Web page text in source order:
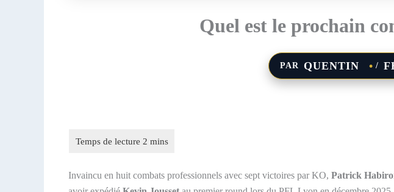
Quel est le prochain
PAR QUENTIN /
Invaincu en huit combats professionnels avec sept victoires par KO, Patrick